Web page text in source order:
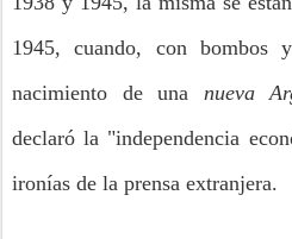
1945, cuando, con bombos
nacimiento de una
nueva
declaró la "independencia
ironías de la prensa extranjera.